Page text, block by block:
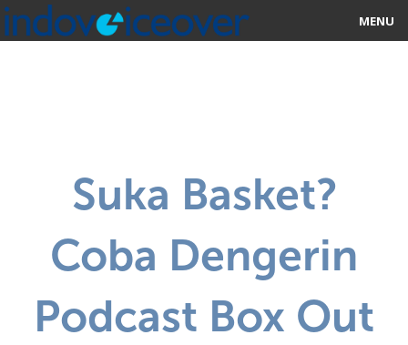
MENU
ABOUT US
STUDIOS
CONTACT US
Suka Basket?
Coba Dengerin
Podcast Box Out